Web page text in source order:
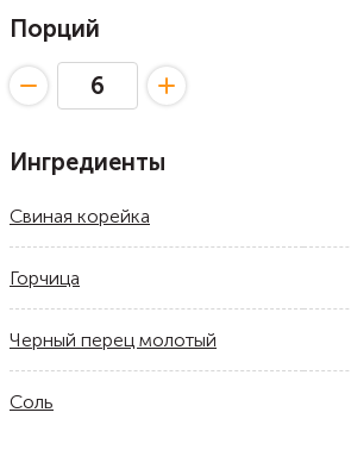
Порций
Ингредиенты
Свиная корейка
Горчица
Черный перец молотый
Соль